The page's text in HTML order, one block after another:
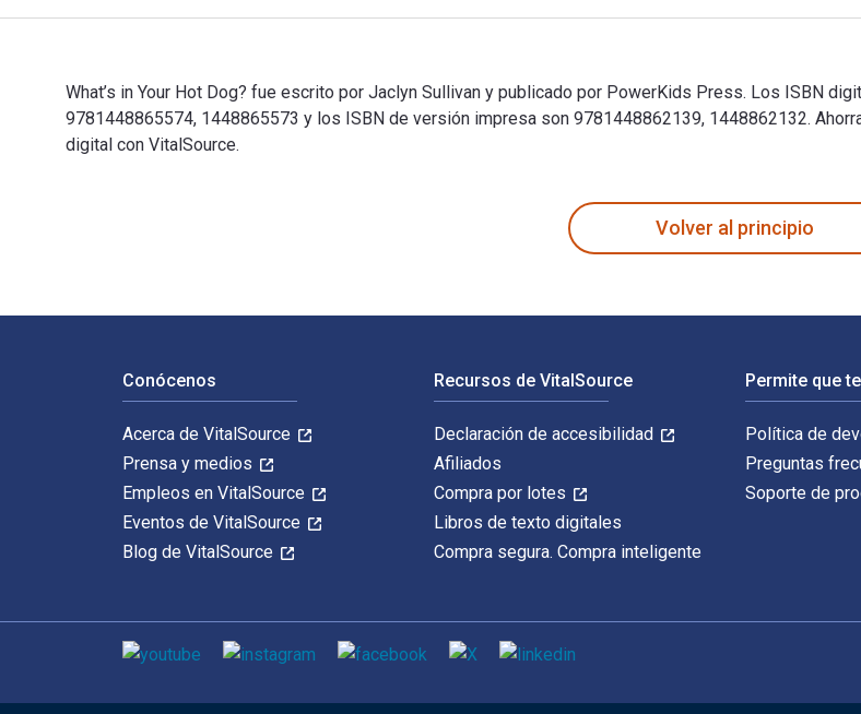
What’s in Your Hot Dog? fue escrito por Jaclyn Sullivan y publicado por PowerKids Press. Los ISBN
9781448865574, 1448865573 y los ISBN de versión impresa son 9781448862139, 1448862132.
digital con VitalSource.
Volver al principio
Conócenos
Acerca de VitalSource
Prensa y medios
Empleos en VitalSource
Eventos de VitalSource
Blog de VitalSource
Recursos de VitalSource
Declaración de accesibilidad
Afiliados
Compra por lotes
Libros de texto digitales
Compra segura. Compra inteligente
Permite que
Política de
Preguntas
Soporte de
Medios de comunicación social